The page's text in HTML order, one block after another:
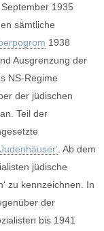
September 1935
sämtliche
1938
Ausgrenzung der
NS-Regime
der jüdischen
Teil der
‚Judenhäuser‘ . Ab dem
jüdische
zu kennzeichnen. In
der
bis 1941